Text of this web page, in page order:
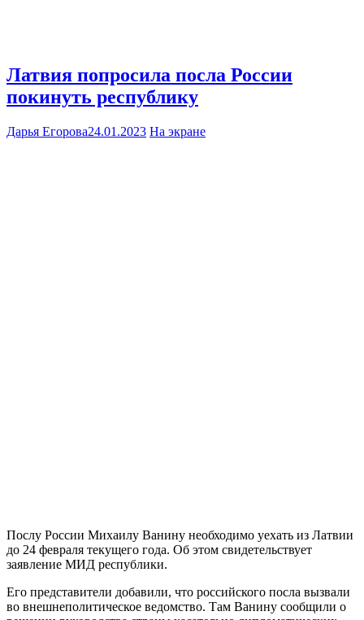
Латвия попросила посла России
покинуть республику
Дарья Егорова24.01.2023 На экране
Послу России Михаилу Ванину необходимо уехать из Латвии
до 24 февраля текущего года. Об этом свидетельствует
заявление МИД республики.
Его представители добавили, что российского посла вызвали
во внешнеполитическое ведомство. Там Ванину сообщили о